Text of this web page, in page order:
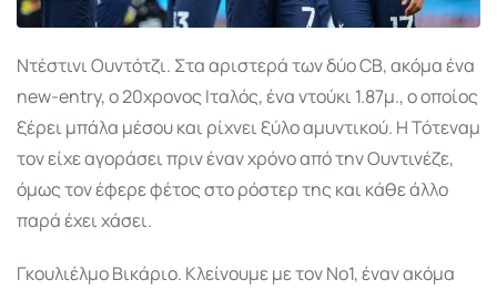
Ντέστινι Ουντότζι. Στα αριστερά των δύο CB, ακόμα ένα
new-entry, ο 20χρονος Ιταλός, ένα ντούκι 1.87μ., ο οποίος
ξέρει μπάλα μέσου και ρίχνει ξύλο αμυντικού. Η Τότεναμ
τον είχε αγοράσει πριν έναν χρόνο από την Ουντινέζε,
όμως τον έφερε φέτος στο ρόστερ της και κάθε άλλο
παρά έχει χάσει.
Γκουλιέλμο Βικάριο. Κλείνουμε με τον Νο1, έναν ακόμα